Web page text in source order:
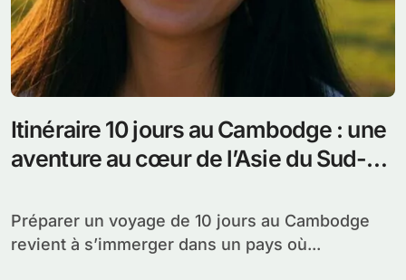
Itinéraire 10 jours au Cambodge : une
aventure au cœur de l’Asie du Sud-
Préparer un voyage de 10 jours au Cambodge
revient à s’immerger dans un pays où...